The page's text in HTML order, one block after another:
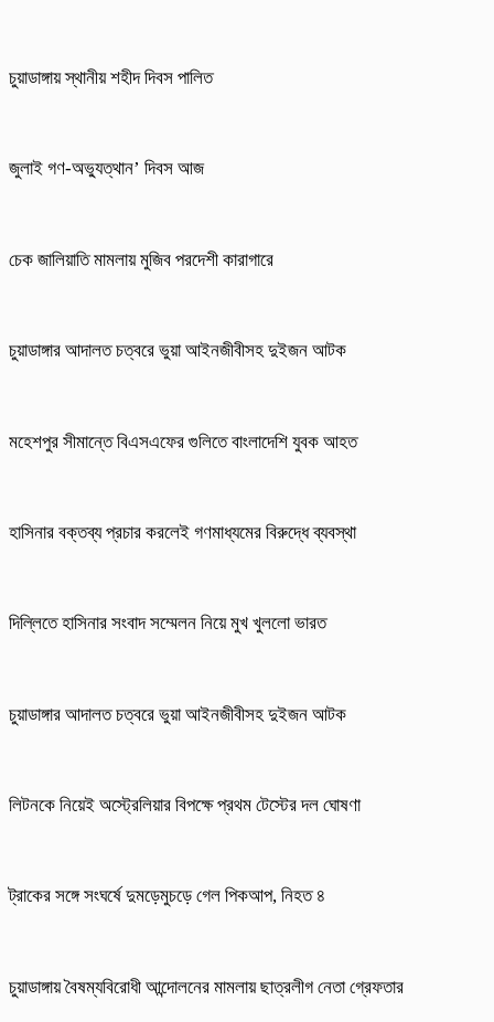
চুয়াডাঙ্গায় স্থানীয় শহীদ দিবস পা‌লিত
জুলাই গণ-অভ্যুত্থান’ দিবস আজ
চেক জালিয়াতি মামলায় মুজিব পরদেশী কারাগারে
চুয়াডাঙ্গার আদালত চত্বরে ভুয়া আইনজীবীসহ দুইজন আটক
মহেশপুর সীমান্তে বিএসএফের গুলিতে বাংলাদেশি যুবক আহত
হাসিনার বক্তব্য প্রচার করলেই গণমাধ্যমের বিরুদ্ধে ব্যবস্থা
দিল্লিতে হাসিনার সংবাদ সম্মেলন নিয়ে মুখ খুললো ভারত
চুয়াডাঙ্গার আদালত চত্বরে ভুয়া আইনজীবীসহ দুইজন আটক
লিটনকে নিয়েই অস্ট্রেলিয়ার বিপক্ষে প্রথম টেস্টের দল ঘোষণা
ট্রাকের সঙ্গে সংঘর্ষে দুমড়েমুচড়ে গেল পিকআপ, নিহত ৪
চুয়াডাঙ্গায় বৈষম্যবিরোধী আন্দোলনের মামলায় ছাত্রলীগ নেতা গ্রেফতার